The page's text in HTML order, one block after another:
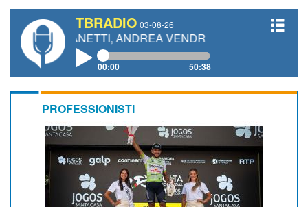
TBRADIO 03-08-26
GIANETTI, ANDREA VENDRAME, FILIPPO FIORELLI
00:00 50:38
PROFESSIONISTI